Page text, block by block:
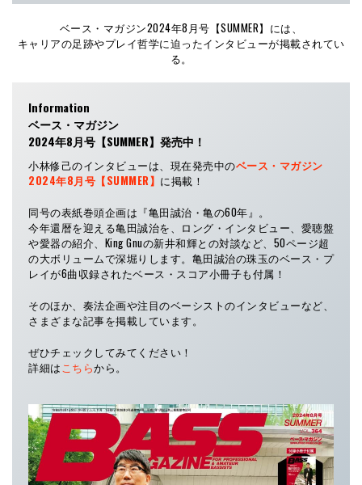
ベース・マガジン2024年8月号【SUMMER】には、
キャリアの足跡やプレイ哲学に迫ったインタビューが掲載されてい
る。
Information
ベース・マガジン
2024年8月号【SUMMER】 発売中！
小林修己のインタビューは、現在発売中のベース・マガジン
2024年8月号【SUMMER】 に掲載！
同号の表紙巻頭企画は『亀田誠治・亀の60年』。
今年還暦を迎える亀田誠治を、ロング・インタビュー、愛聴盤
や愛器の紹介、King Gnuの新井和輝との対談など、50ページ超
の大ボリュームで深堀りします。亀田誠治の珠玉のベース・プ
レイが6曲収録されたベース・スコア小冊子も付属！
そのほか、奏法企画や注目のベーシストのインタビューなど、
さまざまな記事を掲載しています。
ぜひチェックしてみてください！
詳細はこちらから。